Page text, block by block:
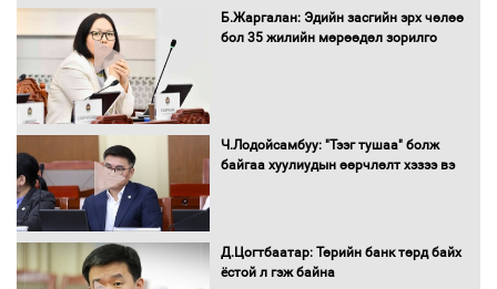
Нөөцийн махны худалдаа,
борлуулалтыг нээлттэй ил тод
Монгол Улс “COP17”-д “Тал хээрийн
төлөвлөгөө”-гөө танилцуулна
16 төрлийн эмийг нэг эх үүсвэрээс
Б.Жаргалан: Эдийн засгийн эрх чөлөө
бол 35 жилийн мөрөөдөл зорилго
Ч.Лодойсамбуу: "Тээг тушаа" болж
байгаа хуулиудын өөрчлөлт хэзээ вэ
Д.Цогтбаатар: Төрийн банк төрд байх
ёстой л гэж байна